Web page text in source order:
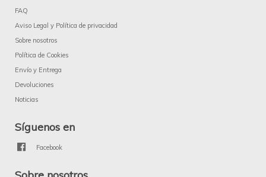
FAQ
Aviso Legal y Política de privacidad
Sobre nosotros
Política de Cookies
Envío y Entrega
Devoluciones
Noticias
Síguenos en
Facebook